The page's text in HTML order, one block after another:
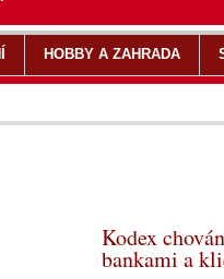
Kodex
bankami a
HOBBY A ZAHRADA